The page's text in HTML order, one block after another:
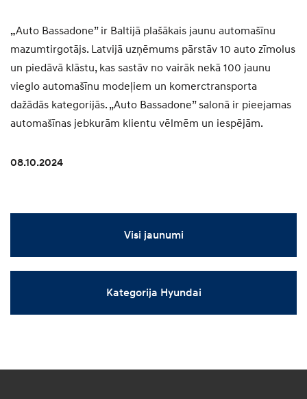
„Auto Bassadone” ir Baltijā plašākais jaunu automašīnu
mazumtirgotājs. Latvijā uzņēmums pārstāv 10 auto zīmolus
un piedāvā klāstu, kas sastāv no vairāk nekā 100 jaunu
vieglo automašīnu modeļiem un komerctransporta
dažādās kategorijās. „Auto Bassadone” salonā ir pieejamas
automašīnas jebkurām klientu vēlmēm un iespējām.
08.10.2024
Visi jaunumi
Kategorija Hyundai